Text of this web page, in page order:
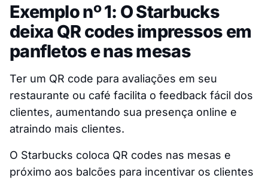
Exemplo nº 1: O Starbucks
deixa QR codes impressos em
panfletos e nas mesas
Ter um QR code para avaliações em seu
restaurante ou café facilita o feedback fácil dos
clientes, aumentando sua presença online e
atraindo mais clientes.
O Starbucks coloca QR codes nas mesas e
próximo aos balcões para incentivar os clientes